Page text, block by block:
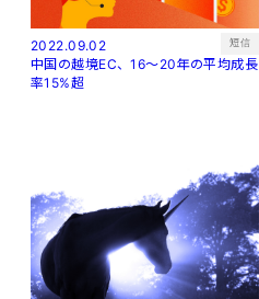
2022.09.02 短信
中国の越境EC、16～20年の平均成長
率15%超